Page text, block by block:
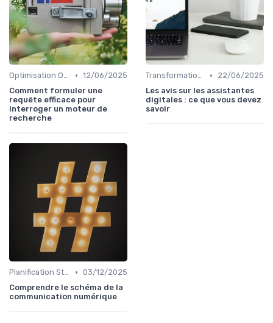
Optimisation On-Page • 12/06/2025
Comment formuler une
requête efficace pour
interroger un moteur de
recherche
Transformation Numérique •
22/06/2025
Les avis sur les assistantes
digitales : ce que vous devez
savoir
Planification Stratégique Digitale • 03/12/2025
Comprendre le schéma de la
communication numérique